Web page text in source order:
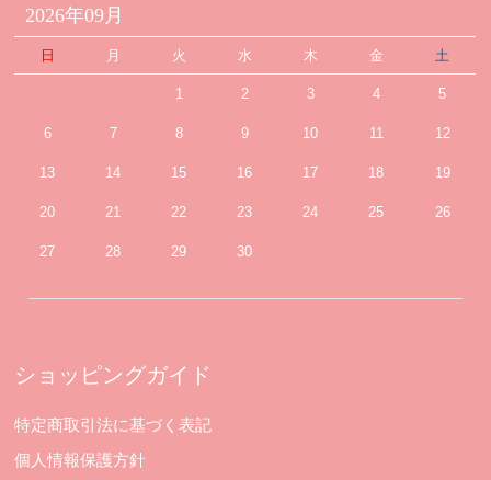
2026年09月
日 月 火 水 木 金 土
1 2 3 4 5
6 7 8 9 10 11 12
13 14 15 16 17 18 19
20 21 22 23 24 25 26
27 28 29 30
ショッピングガイド
特定商取引法に基づく表記
個人情報保護方針